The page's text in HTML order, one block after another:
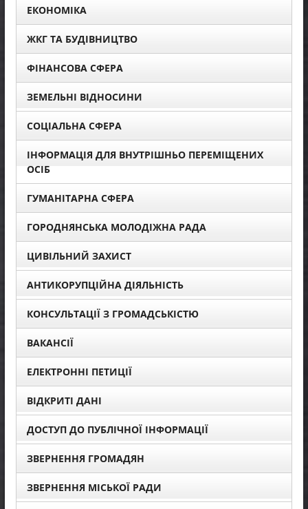
ЕКОНОМІКА
ЖКГ ТА БУДІВНИЦТВО
ФІНАНСОВА СФЕРА
ЗЕМЕЛЬНІ ВІДНОСИНИ
СОЦІАЛЬНА СФЕРА
ІНФОРМАЦІЯ ДЛЯ ВНУТРІШНЬО ПЕРЕМІЩЕНИХ
ОСІБ
ГУМАНІТАРНА СФЕРА
ГОРОДНЯНСЬКА МОЛОДІЖНА РАДА
ЦИВІЛЬНИЙ ЗАХИСТ
АНТИКОРУПЦІЙНА ДІЯЛЬНІСТЬ
КОНСУЛЬТАЦІЇ З ГРОМАДСЬКІСТЮ
ВАКАНСІЇ
ЕЛЕКТРОННІ ПЕТИЦІЇ
ВІДКРИТІ ДАНІ
ДОСТУП ДО ПУБЛІЧНОЇ ІНФОРМАЦІЇ
ЗВЕРНЕННЯ ГРОМАДЯН
ЗВЕРНЕННЯ МІСЬКОЇ РАДИ